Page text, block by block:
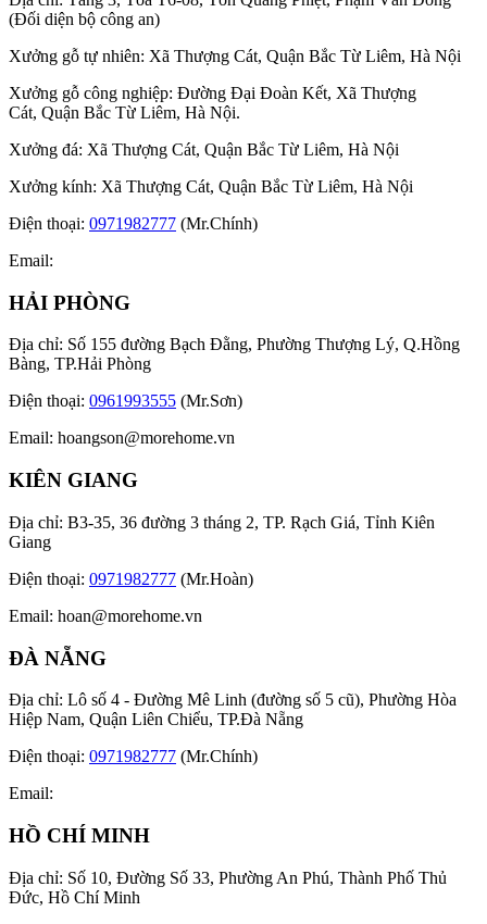
(Đối diện bộ công an)
Xưởng gỗ tự nhiên: Xã Thượng Cát, Quận Bắc Từ Liêm, Hà Nội
Xưởng gỗ công nghiệp: Đường Đại Đoàn Kết, Xã Thượng
Cát, Quận Bắc Từ Liêm, Hà Nội.
Xưởng đá: Xã Thượng Cát, Quận Bắc Từ Liêm, Hà Nội
Xưởng kính: Xã Thượng Cát, Quận Bắc Từ Liêm, Hà Nội
Điện thoại: 0971982777 (Mr.Chính)
Email:
HẢI PHÒNG
Địa chỉ: Số 155 đường Bạch Đằng, Phường Thượng Lý, Q.Hồng
Bàng, TP.Hải Phòng
Điện thoại: 0961993555 (Mr.Sơn)
Email: hoangson@morehome.vn
KIÊN GIANG
Địa chỉ: B3-35, 36 đường 3 tháng 2, TP. Rạch Giá, Tỉnh Kiên
Giang
Điện thoại: 0971982777 (Mr.Hoàn)
Email: hoan@morehome.vn
ĐÀ NẴNG
Địa chỉ: Lô số 4 - Đường Mê Linh (đường số 5 cũ), Phường Hòa
Hiệp Nam, Quận Liên Chiểu, TP.Đà Nẵng
Điện thoại: 0971982777 (Mr.Chính)
Email:
HỒ CHÍ MINH
Địa chỉ: Số 10, Đường Số 33, Phường An Phú, Thành Phố Thủ
Đức, Hồ Chí Minh